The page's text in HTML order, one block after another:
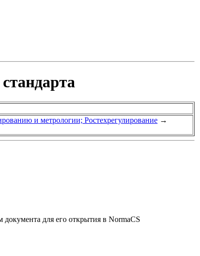
и метрологии; Ростехрегулирование →
для его открытия в NormaCS